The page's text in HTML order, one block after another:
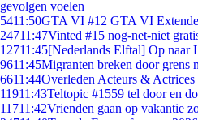
gevolgen voelen
5411:50GTA VI #12 GTA VI
24711:47Vinted #15 nog-net-niet
12711:45[Nederlands Elftal] Op naar
9611:45Migranten breken door grens
6611:44Overleden Acteurs & Actrices
11911:43Teltopic #1559 tel door en
11711:42Vrienden gaan op vakantie